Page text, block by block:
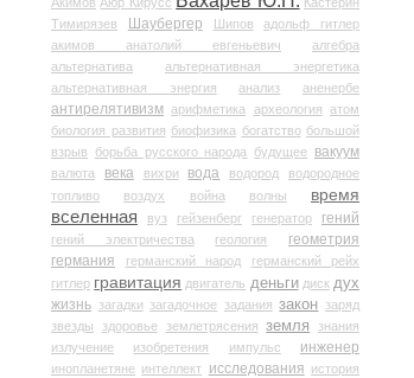
Тимирязев
Шаубергер Шипов
адольф гитлер
акимов анатолий евгеньевич
алгебра
альтернатива
альтернативная энергетика
альтернативная энергия
анализ аненербе
антирелятивизм арифметика археология атом
биология развития биофизика богатство большой
взрыв
борьба русского народа будущее вакуум
валюта века вихри вода водород
водородное
топливо
воздух война волны
время
вселенная
вуз гейзенберг генератор гений
гений электричества геология
геометрия
германия
германский народ
германский рейх
гитлер гравитация двигатель деньги диск дух
жизнь загадки загадочное задания закон заряд
звезды
здоровье землетрясения земля
знания
излучение
изобретения импульс инженер
инопланетяне интеллект исследования история